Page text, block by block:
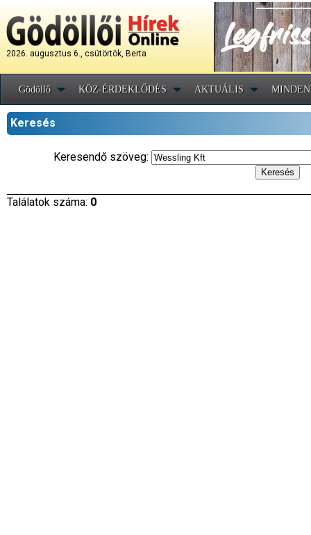
2026. augusztus 6., csütörtök, Berta
Gödöllő KÖZ-ÉRDEKLŐDÉS AKTUÁLIS
Keresés
Keresendő szöveg:
Találatok száma: 0